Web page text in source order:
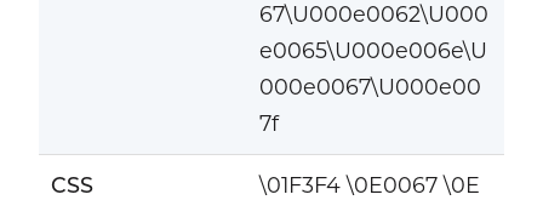
67\U000e0062\U000
e0065\U000e006e\U
000e0067\U000e00
7f
CSS
\01F3F4 \0E0067 \0E